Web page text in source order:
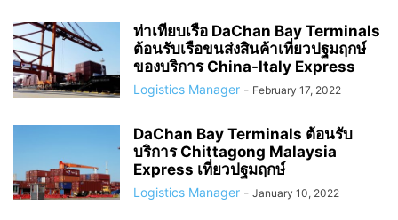
ท่าเทียบเรือ DaChan Bay Terminals
ต้อนรับเรือขนส่งสินค้าเที่ยวปฐมฤกษ์
ของบริการ China-Italy Express
Logistics Manager - February 17, 2022
DaChan Bay Terminals ต้อนรับ
บริการ Chittagong Malaysia
Express เที่ยวปฐมฤกษ์
Logistics Manager - January 10, 2022